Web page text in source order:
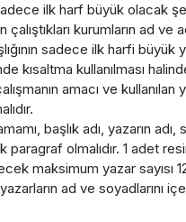
ilk harf büyük olacak
çalıştıkları kurumların ad
sadece ilk harfi büyük
kısaltma kullanılması
amacı ve
başlık adı, yazarın
paragraf olmalıdır. 1 adet
maksimum yazar sayısı
ad ve soyadlarını